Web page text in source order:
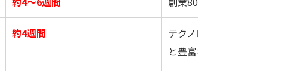
約4週間
テクノロジーを活用した採
と豊富なデザイン